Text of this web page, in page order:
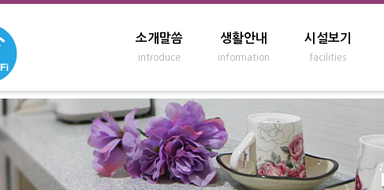
소개말씀
introduce
생활안내
information
시설보기
facilities